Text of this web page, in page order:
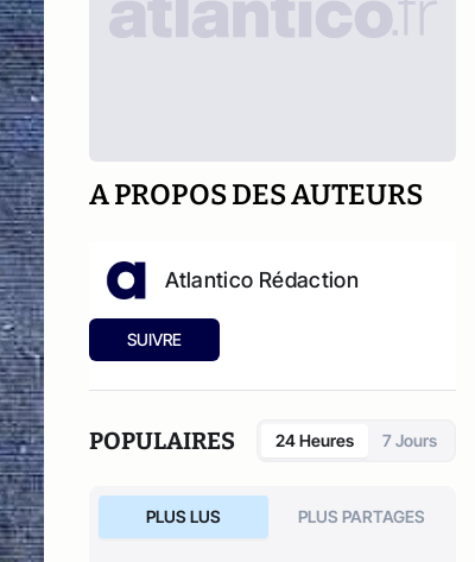
A PROPOS DES AUTEURS
Atlantico Rédaction
SUIVRE
POPULAIRES 24 Heures 7 Jours
PLUS LUS PLUS PARTAGES